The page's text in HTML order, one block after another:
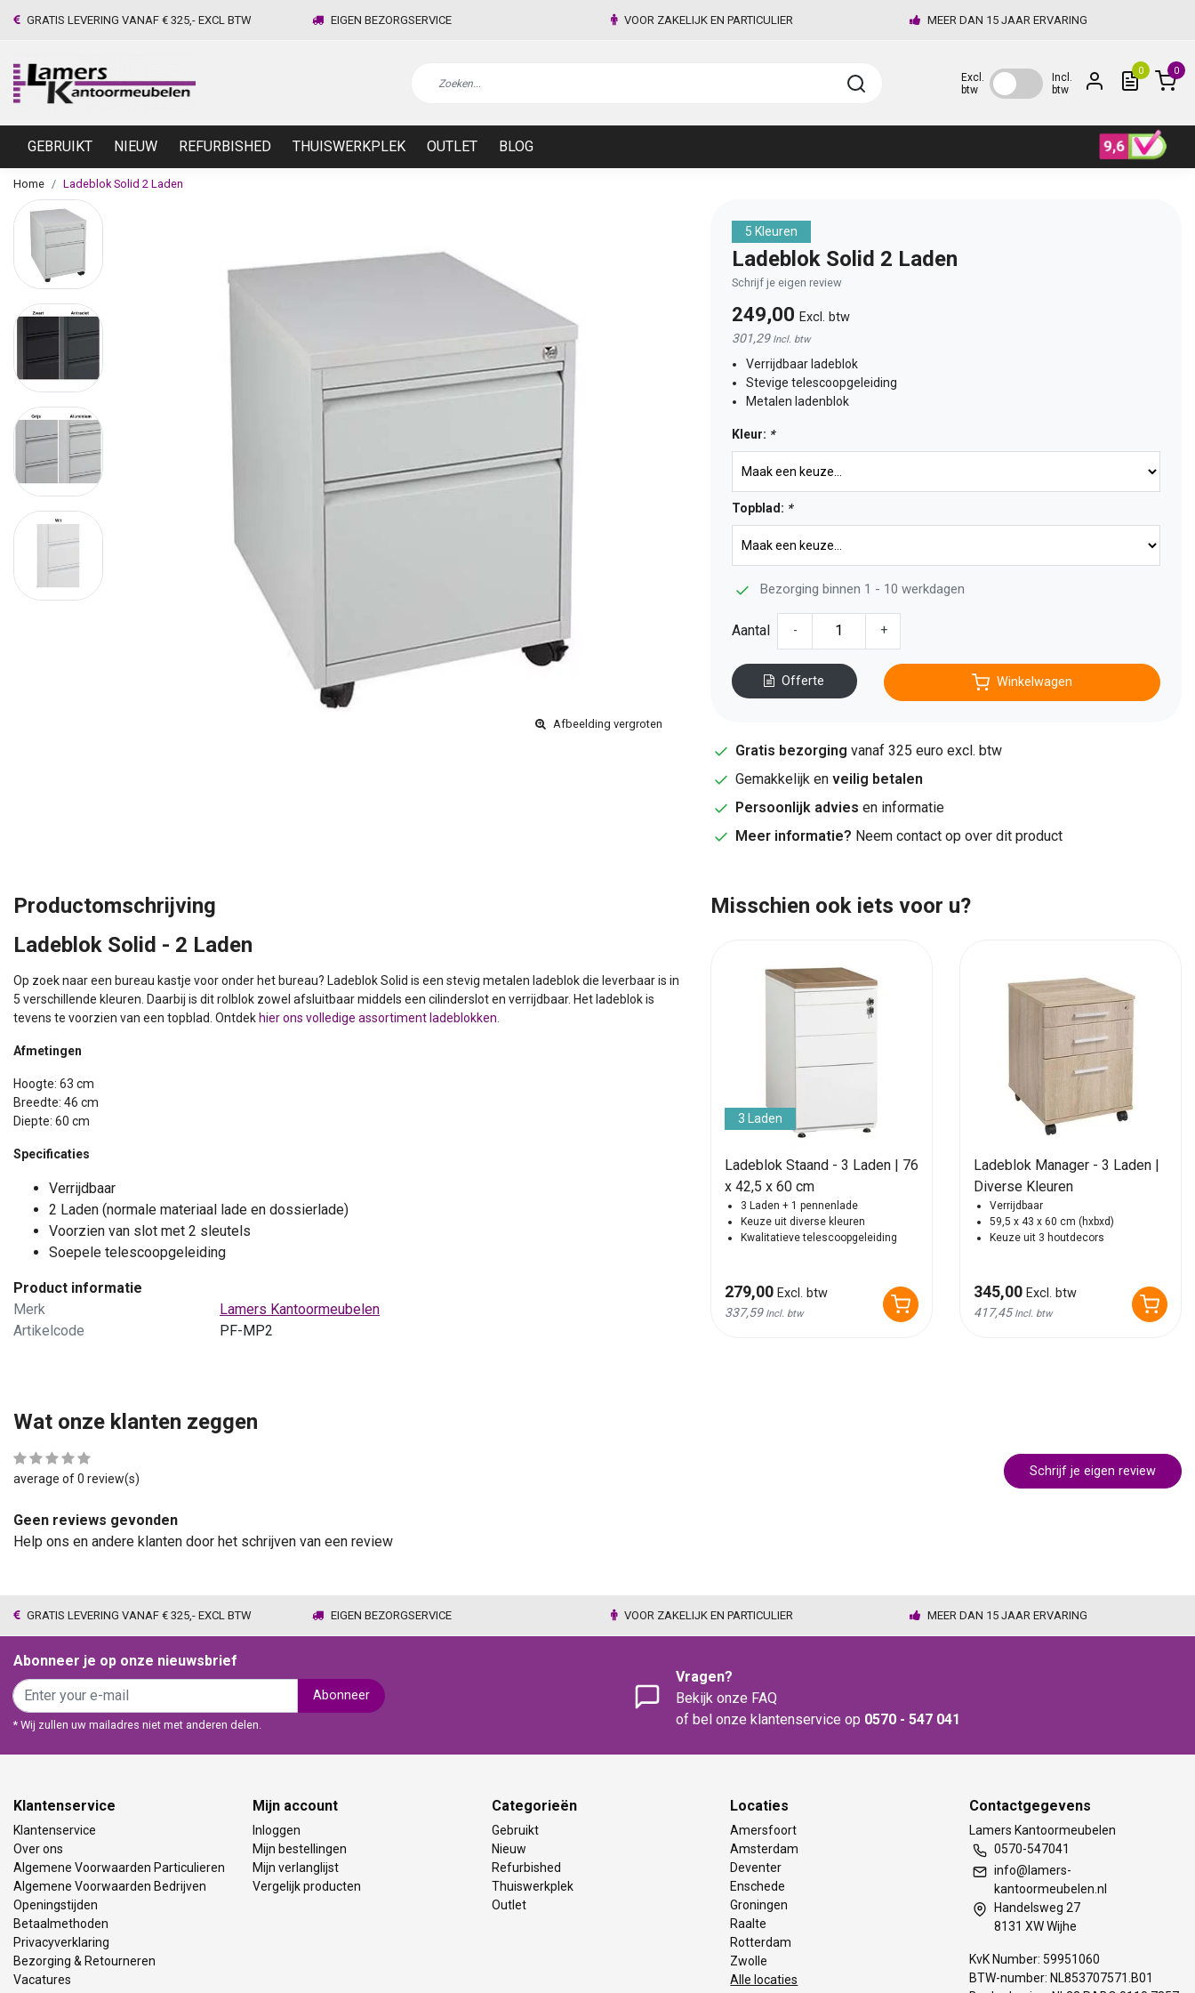
GRATIS LEVERING VANAF € 325,- EXCL BTW EIGEN BEZORGSERVICE VOOR ZAKELIJK EN PARTICULIER MEER DAN 15 JAAR ERVARING
Excl.
btw
Incl.
btw
0 0
GEBRUIKT NIEUW REFURBISHED THUISWERKPLEK OUTLET BLOG
Home Ladeblok Solid 2 Laden
Afbeelding vergroten
5 Kleuren
Ladeblok Solid 2 Laden
Schrijf je eigen review
249,00 Excl. btw
301,29 Incl. btw
Verrijdbaar ladeblok
Stevige telescoopgeleiding
Metalen ladenblok
Kleur: *
Topblad: *
Bezorging binnen 1 - 10 werkdagen
Aantal - +
Offerte Winkelwagen
Gratis bezorging vanaf 325 euro excl. btw
Gemakkelijk en veilig betalen
Persoonlijk advies en informatie
Meer informatie? Neem contact op over dit product
Productomschrijving
Ladeblok Solid - 2 Laden
Op zoek naar een bureau kastje voor onder het bureau? Ladeblok Solid is een stevig metalen ladeblok die leverbaar is in
5 verschillende kleuren. Daarbij is dit rolblok zowel afsluitbaar middels een cilinderslot en verrijdbaar. Het ladeblok is
tevens te voorzien van een topblad. Ontdek hier ons volledige assortiment ladeblokken.
Afmetingen
Hoogte: 63 cm
Breedte: 46 cm
Diepte: 60 cm
Specificaties
Verrijdbaar
2 Laden (normale materiaal lade en dossierlade)
Voorzien van slot met 2 sleutels
Soepele telescoopgeleiding
Product informatie
Merk
Lamers Kantoormeubelen
Artikelcode
PF-MP2
Misschien ook iets voor u?
3 Laden
Ladeblok Staand - 3 Laden | 76
x 42,5 x 60 cm
3 Laden + 1 pennenlade
Keuze uit diverse kleuren
Kwalitatieve telescoopgeleiding
279,00 Excl. btw
337,59 Incl. btw
Ladeblok Manager - 3 Laden |
Diverse Kleuren
Verrijdbaar
59,5 x 43 x 60 cm (hxbxd)
Keuze uit 3 houtdecors
345,00 Excl. btw
417,45Incl. btw
Wat onze klanten zeggen
average of 0 review(s) Schrijf je eigen review
Geen reviews gevonden
Help ons en andere klanten door het schrijven van een review
GRATIS LEVERING VANAF € 325,- EXCL BTW EIGEN BEZORGSERVICE VOOR ZAKELIJK EN PARTICULIER MEER DAN 15 JAAR ERVARING
Abonneer je op onze nieuwsbrief
Abonneer
* Wij zullen uw mailadres niet met anderen delen.
Vragen?
Bekijk onze FAQ
of bel onze klantenservice op 0570 - 547 041
Klantenservice
Klantenservice
Over ons
Algemene Voorwaarden Particulieren
Algemene Voorwaarden Bedrijven
Openingstijden
Betaalmethoden
Privacyverklaring
Bezorging & Retourneren
Vacatures
Mijn account
Inloggen
Mijn bestellingen
Mijn verlanglijst
Vergelijk producten
Categorieën
Gebruikt
Nieuw
Refurbished
Thuiswerkplek
Outlet
Locaties
Amersfoort
Amsterdam
Deventer
Enschede
Groningen
Raalte
Rotterdam
Zwolle
Alle locaties
Contactgegevens
Lamers Kantoormeubelen
0570-547041
info@lamers-
kantoormeubelen.nl
Handelsweg 27
8131 XW Wijhe
KvK Number: 59951060
BTW-number: NL853707571.B01